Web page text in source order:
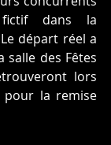
dans la
départ réel a
salle des Fêtes
lors
la remise